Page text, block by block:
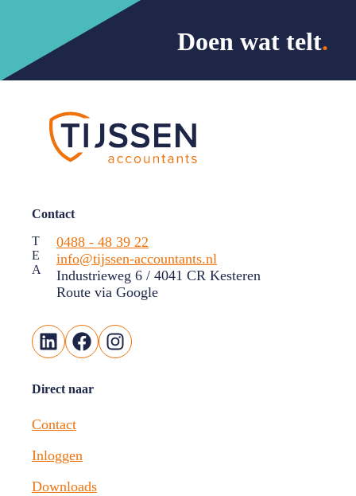
Doen wat telt.
Contact
T
E
A
0488 - 48 39 22
info@tijssen-accountants.nl
Industrieweg 6 / 4041 CR Kesteren
Route via Google
LinkedIn
FacebookInstagram
Direct naar
Contact
Inloggen
Downloads